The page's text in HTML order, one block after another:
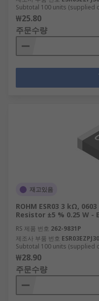
Subtotal 100 units (supplied
₩25.80
주문수량
재고있음
ROHM ESR03 3 kΩ,
Resistor ±5 % 0.25 W -
RS 제품 번호 262-9831P
제조사 부품 번호
Subtotal 100 units (supplied
₩28.90
주문수량